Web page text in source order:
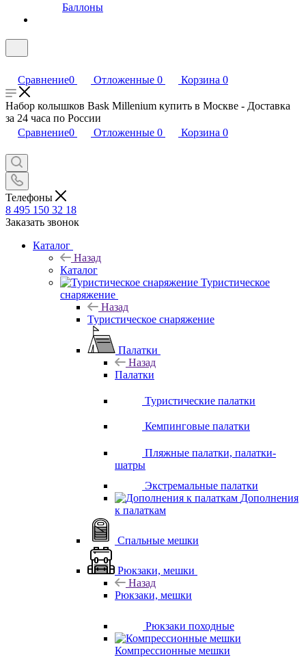
Баллоны
Сравнение0 Отложенные 0 Корзина 0
Набор колышков Bask Millenium купить в Москве - Доставка
за 24 часа по России
Сравнение0 Отложенные 0 Корзина 0
Телефоны
8 495 150 32 18
Заказать звонок
Каталог
Назад
Каталог
Туристическое
снаряжение
Назад
Туристическое снаряжение
Палатки
Назад
Палатки
Туристические палатки
Кемпинговые палатки
Пляжные палатки, палатки-
шатры
Экстремальные палатки
Дополнения
к палаткам
Спальные мешки
Рюкзаки, мешки
Назад
Рюкзаки, мешки
Рюкзаки походные
Компрессионные мешки